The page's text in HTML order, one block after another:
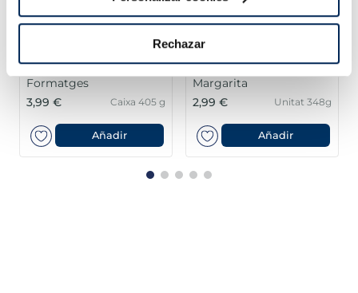
Rechazar
Pizza La Súper Fina 4
Formatges
3,99 €
Caixa 405 g
Añadir
Pizza napolitana
Margarita
2,99 €
Unitat 348g
Añadir